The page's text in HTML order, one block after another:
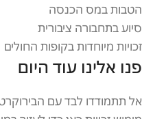
הטבות במס הכנסה
סיוע בתחבורה ציבורית
זכויות מיוחדות בקופות החולים
פנו אלינו עוד היום
אל תתמודדו לבד עם